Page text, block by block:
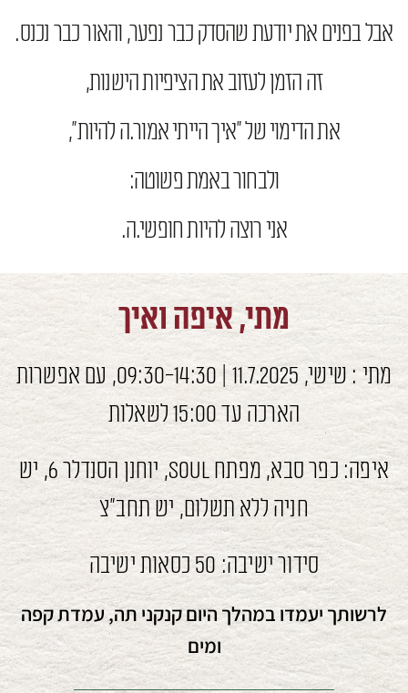
אבל בפנים את יודעת שהסדק כבר נפער, והאור כבר נכנס.
זה הזמן לעזוב את הציפיות הישנות,
את הדימוי של "איך הייתי אמור.ה להיות",
ולבחור באמת פשוטה:
אני רוצה להיות חופשי.ה.
מתי, איפה ואיך
מתי : שישי, 11.7.2025 | 09:30-14:30, עם אפשרות
הארכה עד 15:00 לשאלות
איפה: כפר סבא, מפתח Soul, יוחנן הסנדלר 6, יש
חניה ללא תשלום, יש תחב"צ
סידור ישיבה: 50 כסאות ישיבה
לרשותך יעמדו במהלך היום קנקני תה, עמדת קפה
ומים